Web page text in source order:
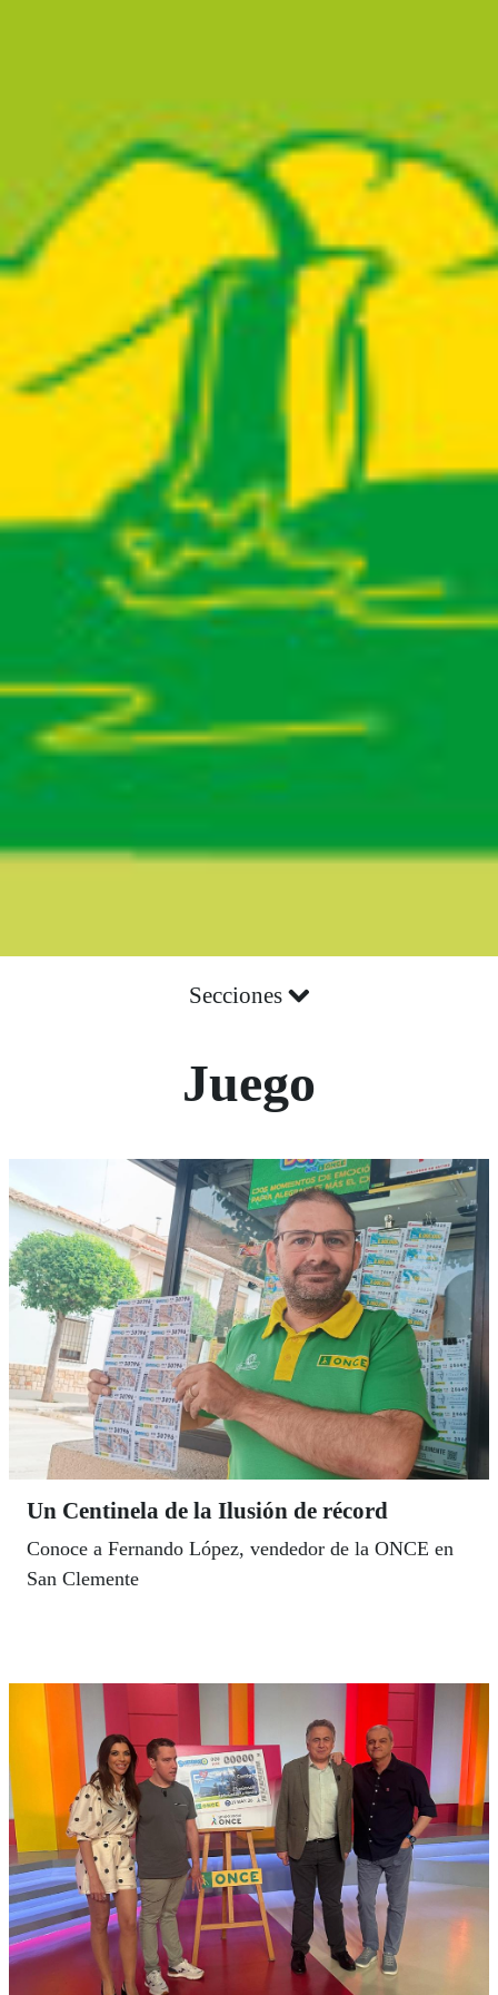
Secciones
Juego
Un Centinela de la Ilusión de récord
Conoce a Fernando López, vendedor de la ONCE en
San Clemente